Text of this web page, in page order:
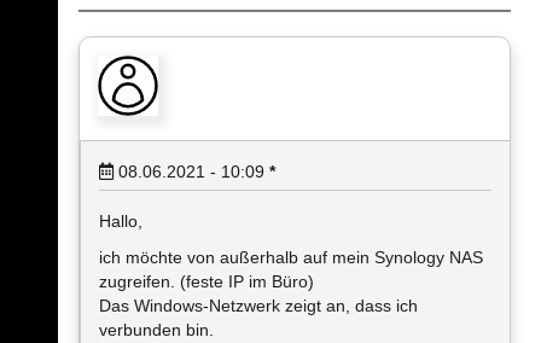
08.06.2021 - 10:09 *
Hallo,
ich möchte von außerhalb auf mein Synology NAS
zugreifen. (feste IP im Büro)
Das Windows-Netzwerk zeigt an, dass ich
verbunden bin.